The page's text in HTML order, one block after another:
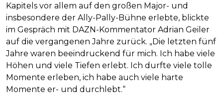
Kapitels vor allem auf den großen Major- und
insbesondere der Ally-Pally-Bühne erlebte, blickte
im Gespräch mit DAZN-Kommentator Adrian Geiler
auf die vergangenen Jahre zurück. „Die letzten fünf
Jahre waren beeindruckend für mich. Ich habe viele
Höhen und viele Tiefen erlebt. Ich durfte viele tolle
Momente erleben, ich habe auch viele harte
Momente er- und durchlebt.“